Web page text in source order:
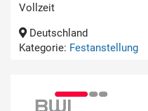
Vollzeit
Deutschland
Kategorie: Festanstellung